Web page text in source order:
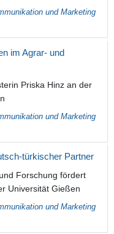
und Marketing
im Agrar- und
Priska Hinz an der
und Marketing
türkischer Partner
Forschung fördert
Universität Gießen
und Marketing